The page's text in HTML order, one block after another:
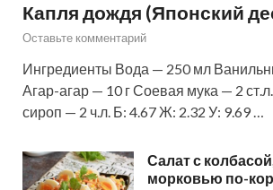
Капля дождя (Японский
Оставьте комментарий
Ингредиенты Вода — 250 мл
Агар-агар — 10 г Соевая мука — 2
сироп — 2 ч.л. Б: 4.67 Ж: 2.32 У: 9.69 …
Салат с
морковью по-